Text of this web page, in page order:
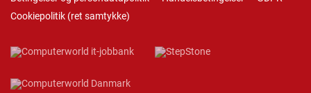
Cookiepolitik (ret samtykke)